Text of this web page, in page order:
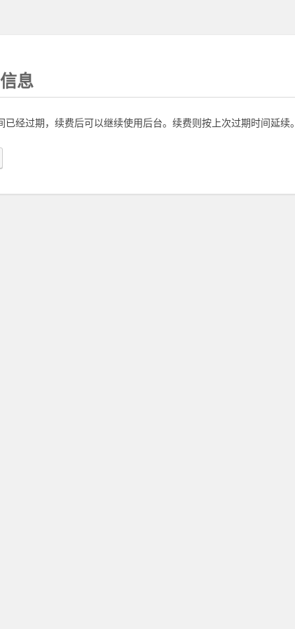
息
已经过期，续费后可以继续使用后台。续费则按上次过期时间延续。